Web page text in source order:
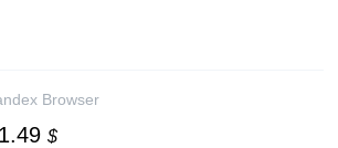
Browser
$